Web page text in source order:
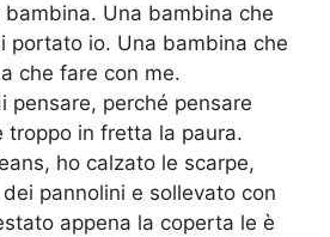
bambina. Una bambina che
portato io. Una bambina che
che fare con me.
pensare, perché pensare
troppo in fretta la paura.
ho calzato le scarpe,
pannolini e sollevato con
appena la coperta le è